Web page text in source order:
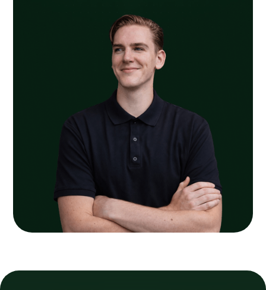
onderdeel van één samenhangend geheel. Dit
tuinontwerp in Valkenswaard laat zien hoe een
eigentijdse tuin comfort, onderhoudsgemak en een
sterke architectonische uitstraling kan combineren.
Het resultaat is een duurzame buitenruimte die perfect
aansluit op de woning en optimaal gebruikt kan
worden in ieder seizoen.